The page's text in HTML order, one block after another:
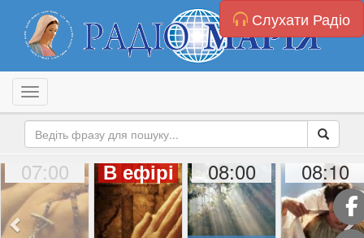
Слухати Радіо
Toggle navigation
07:00 В ефірі 08:00 08:10